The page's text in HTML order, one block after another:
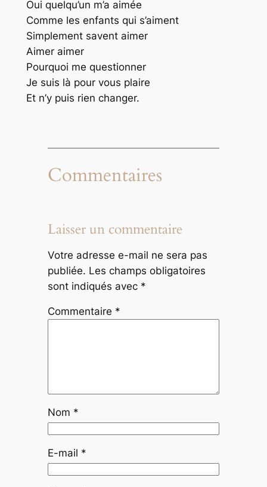
Oui quelqu’un m’a aimée
Comme les enfants qui s’aiment
Simplement savent aimer
Aimer aimer
Pourquoi me questionner
Je suis là pour vous plaire
Et n’y puis rien changer.
Commentaires
Laisser un commentaire
Votre adresse e-mail ne sera pas
publiée. Les champs obligatoires
sont indiqués avec *
Commentaire *
Nom *
E-mail *